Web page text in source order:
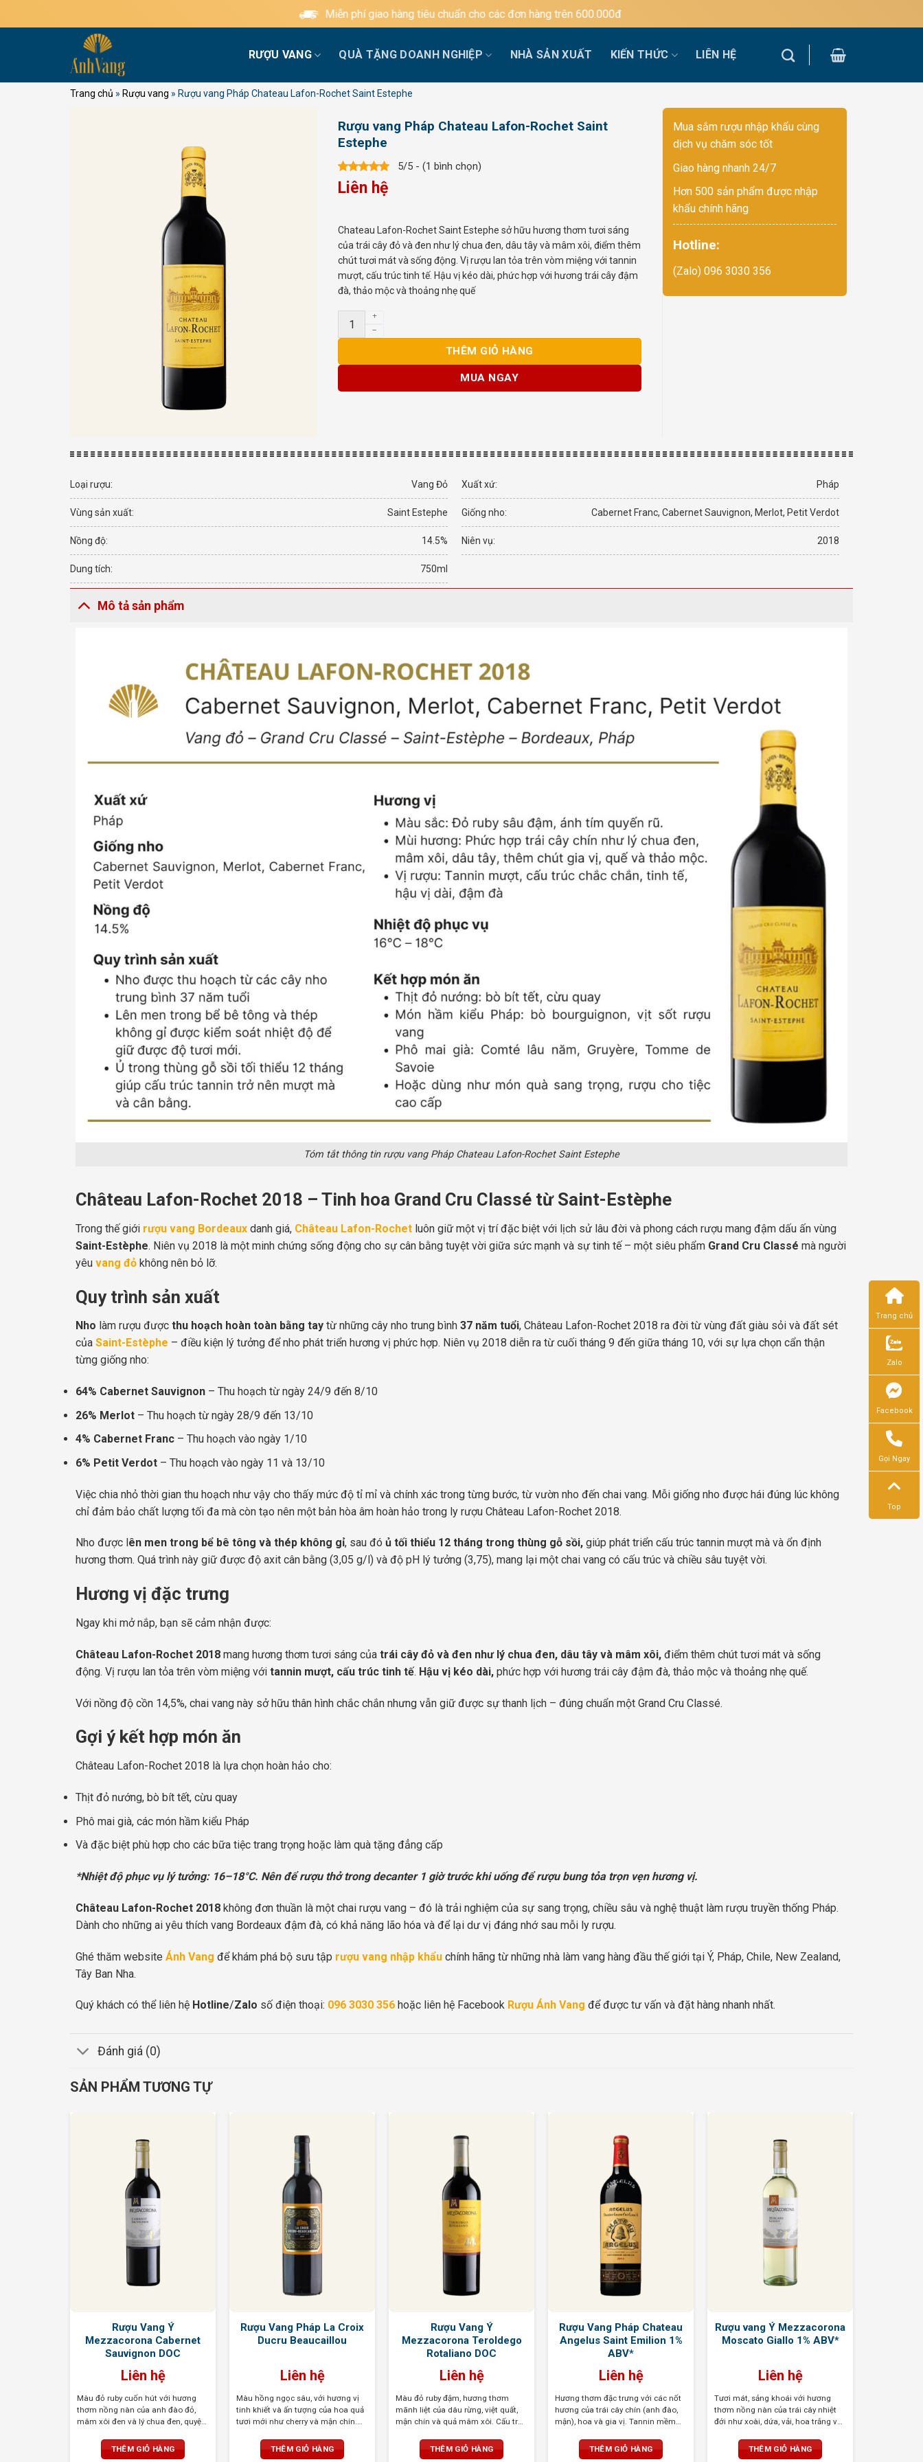
qua
Miễn phí giao hàng tiêu chuẩn cho các đơn hàng trên 600.000đ
RƯỢU VANG QUÀ TẶNG DOANH NGHIỆP NHÀ SẢN XUẤT KIẾN THỨC LIÊN HỆ
Trang chủ » Rượu vang » Rượu vang Pháp Chateau Lafon-Rochet Saint Estephe
Rượu vang Pháp Chateau Lafon-Rochet Saint
Estephe
5/5 - (1 bình chọn)
Liên hệ
Chateau Lafon-Rochet Saint Estephe sở hữu hương thơm tươi sáng
của trái cây đỏ và đen như lý chua đen, dâu tây và mâm xôi, điểm thêm
chút tươi mát và sống động. Vị rượu lan tỏa trên vòm miệng với tannin
mượt, cấu trúc tinh tế. Hậu vị kéo dài, phức hợp với hương trái cây đậm
đà, thảo mộc và thoảng nhẹ quế
Rượu vang Pháp Chateau Lafon-Rochet Saint Estephe số lượng
THÊM GIỎ HÀNG
MUA NGAY
Mua sắm rượu nhập khẩu cùng
dịch vụ chăm sóc tốt
Giao hàng nhanh 24/7
Hơn 500 sản phẩm được nhập
khẩu chính hãng
Hotline:
(Zalo) 096 3030 356
Loại rượu: Vang Đỏ Xuất xứ: Pháp
Vùng sản xuất: Saint Estephe Giống nho: Cabernet Franc, Cabernet Sauvignon, Merlot, Petit Verdot
Nồng độ: 14.5% Niên vụ: 2018
Dung tích: 750ml
Mô tả sản phẩm
Tóm tắt thông tin rượu vang Pháp Chateau Lafon-Rochet Saint Estephe
Château Lafon-Rochet 2018 – Tinh hoa Grand Cru Classé từ Saint-Estèphe
Trong thế giới rượu vang Bordeaux danh giá, Château Lafon-Rochet luôn giữ một vị trí đặc biệt với lịch sử lâu đời và phong cách rượu mang đậm dấu ấn vùng
Saint-Estèphe. Niên vụ 2018 là một minh chứng sống động cho sự cân bằng tuyệt vời giữa sức mạnh và sự tinh tế – một siêu phẩm Grand Cru Classé mà người
yêu vang đỏ không nên bỏ lỡ.
Quy trình sản xuất
Nho làm rượu được thu hoạch hoàn toàn bằng tay từ những cây nho trung bình 37 năm tuổi, Château Lafon-Rochet 2018 ra đời từ vùng đất giàu sỏi và đất sét
của Saint-Estèphe – điều kiện lý tưởng để nho phát triển hương vị phức hợp. Niên vụ 2018 diễn ra từ cuối tháng 9 đến giữa tháng 10, với sự lựa chọn cẩn thận
từng giống nho:
64% Cabernet Sauvignon – Thu hoạch từ ngày 24/9 đến 8/10
26% Merlot – Thu hoạch từ ngày 28/9 đến 13/10
4% Cabernet Franc – Thu hoạch vào ngày 1/10
6% Petit Verdot – Thu hoạch vào ngày 11 và 13/10
Việc chia nhỏ thời gian thu hoạch như vậy cho thấy mức độ tỉ mỉ và chính xác trong từng bước, từ vườn nho đến chai vang. Mỗi giống nho được hái đúng lúc không
chỉ đảm bảo chất lượng tối đa mà còn tạo nên một bản hòa âm hoàn hảo trong ly rượu Château Lafon-Rochet 2018.
Nho được l ên men trong bể bê tông và thép không gỉ, sau đó ủ tối thiểu 12 tháng trong thùng gỗ sồi, giúp phát triển cấu trúc tannin mượt mà và ổn định
hương thơm. Quá trình này giữ được độ axit cân bằng (3,05 g/l) và độ pH lý tưởng (3,75), mang lại một chai vang có cấu trúc và chiều sâu tuyệt vời.
Hương vị đặc trưng
Ngay khi mở nắp, bạn sẽ cảm nhận được:
Château Lafon-Rochet 2018 mang hương thơm tươi sáng của trái cây đỏ và đen như lý chua đen, dâu tây và mâm xôi, điểm thêm chút tươi mát và sống
động. Vị rượu lan tỏa trên vòm miệng với tannin mượt, cấu trúc tinh tế. Hậu vị kéo dài, phức hợp với hương trái cây đậm đà, thảo mộc và thoảng nhẹ quế.
Với nồng độ cồn 14,5%, chai vang này sở hữu thân hình chắc chắn nhưng vẫn giữ được sự thanh lịch – đúng chuẩn một Grand Cru Classé.
Gợi ý kết hợp món ăn
Château Lafon-Rochet 2018 là lựa chọn hoàn hảo cho:
Thịt đỏ nướng, bò bít tết, cừu quay
Phô mai già, các món hầm kiểu Pháp
Và đặc biệt phù hợp cho các bữa tiệc trang trọng hoặc làm quà tặng đẳng cấp
*Nhiệt độ phục vụ lý tưởng: 16–18°C. Nên để rượu thở trong decanter 1 giờ trước khi uống để rượu bung tỏa trọn vẹn hương vị.
Château Lafon-Rochet 2018 không đơn thuần là một chai rượu vang – đó là trải nghiệm của sự sang trọng, chiều sâu và nghệ thuật làm rượu truyền thống Pháp.
Dành cho những ai yêu thích vang Bordeaux đậm đà, có khả năng lão hóa và để lại dư vị đáng nhớ sau mỗi ly rượu.
Ghé thăm website Ánh Vang để khám phá bộ sưu tập rượu vang nhập khẩu chính hãng từ những nhà làm vang hàng đầu thế giới tại Ý, Pháp, Chile, New Zealand,
Tây Ban Nha.
Quý khách có thể liên hệ Hotline/Zalo số điện thoại: 096 3030 356 hoặc liên hệ Facebook Rượu Ánh Vang để được tư vấn và đặt hàng nhanh nhất.
Đánh giá (0)
SẢN PHẨM TƯƠNG TỰ
Rượu Vang Ý
Mezzacorona Cabernet
Sauvignon DOC
Liên hệ
Màu đỏ ruby cuốn hút với hương
thơm nồng nàn của anh đào đỏ,
mâm xôi đen và lý chua đen, quyện
thuốc lá và tiêu đen. Cấu trúc tốt,
tannin mềm mại và axit cân bằng,
THÊM GIỎ HÀNG
Rượu Vang Pháp La Croix
Ducru Beaucaillou
Liên hệ
Màu hồng ngọc sâu, với hương vị
tinh khiết và ấn tượng của hoa quả
tươi mới như cherry và mận chín.
dai dẳng với độ chua ấn tượng
THÊM GIỎ HÀNG
Rượu Vang Ý
Mezzacorona Teroldego
Rotaliano DOC
Liên hệ
Màu đỏ ruby đậm, hương thơm
mãnh liệt của dâu rừng, việt quất,
mận chín và quả mâm xôi. Cấu trúc
trịa và hậu vị ấn tượng trong vòm
THÊM GIỎ HÀNG
Rượu Vang Pháp Chateau
Angelus Saint Emilion 1%
ABV*
Liên hệ
Hương thơm đặc trưng với các nốt
hương của trái cây chín (anh đào,
mận), hoa và gia vị. Tannin mềm
với sự cân bằng giữa độ chua và độ
ngọt, để lại hậu vị dài lâu.
THÊM GIỎ HÀNG
Rượu vang Ý Mezzacorona
Moscato Giallo 1% ABV*
Liên hệ
Tươi mát, sảng khoái với hương
thơm nồng nàn của trái cây nhiệt
đới như xoài, dứa, vải, hoa trắng và
dài với dư vị trái cây ngọt ngào
THÊM GIỎ HÀNG
Trang chủ
Zalo
Facebook
Gọi Ngay
Top